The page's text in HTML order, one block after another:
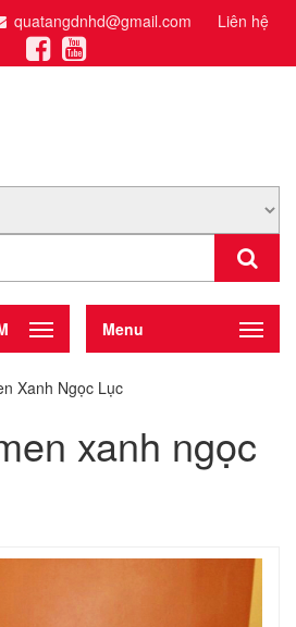
quatangdnhd@gmail.com Liên hệ
Menu
Xanh Ngọc Lục
xanh ngọc